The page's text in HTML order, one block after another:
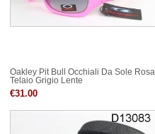
Oakley Pit Bull Occhiali Da Sole Rosa
Telaio Grigio Lente
€31.00